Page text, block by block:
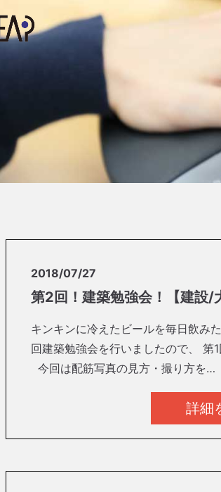
2018/07/27
第2回！建築勉強会！【建設/
キンキンに冷えたビールを毎日飲
回建築勉強会を行いましたので、 第
今回は配筋写真の見方・撮り方を…
詳細